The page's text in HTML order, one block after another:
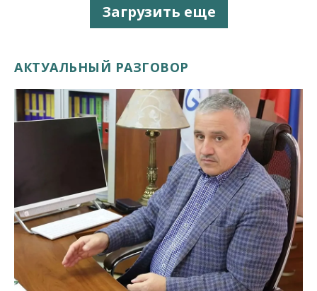
Загрузить еще
АКТУАЛЬНЫЙ РАЗГОВОР